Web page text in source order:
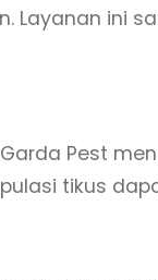
Layanan ini
Pest
tikus